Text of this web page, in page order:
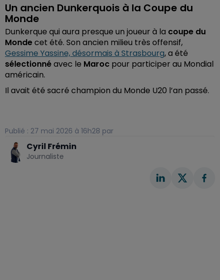
Un ancien Dunkerquois à la Coupe du
Monde
Dunkerque qui aura presque un joueur à la coupe du
Mondecet été. Son ancien milieu très offensif,
Gessime Yassine, désormais à Strasbourg, a été
sélectionnéavec le Maroc pour participer au Mondial
américain.
Il avait été sacré champion du Monde U20 l’an passé.
Publié : 27 mai 2026 à 16h28 par
Cyril Frémin
Journaliste